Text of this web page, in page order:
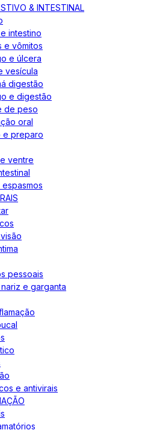
& INTESTINAL
intestino
e vômitos
e úlcera
vesícula
digestão
e digestão
de peso
oral
e preparo
ventre
pessoais
e garganta
e antivirais